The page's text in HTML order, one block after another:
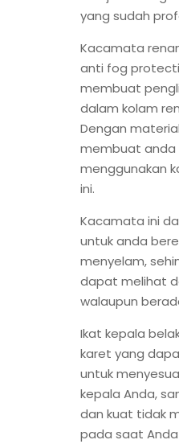
yang sudah
Kacamata
anti fog
membuat
dalam kolam
Dengan
membuat
menggunakan
ini.
Kacamata ini
untuk anda
menyelam,
dapat melihat
walaupun
Ikat kepala
karet yang
untuk
kepala Anda,
dan kuat tidak
pada saat